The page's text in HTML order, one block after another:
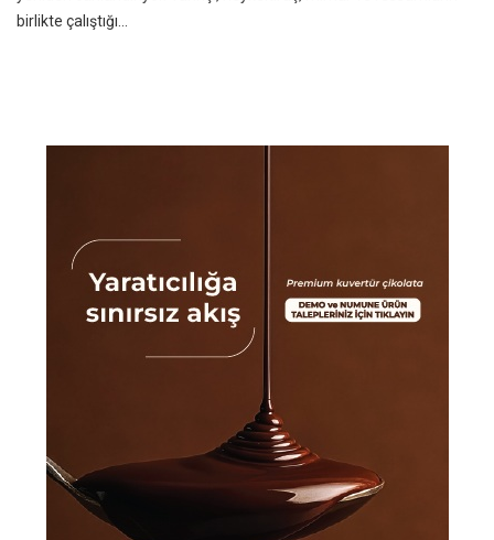
birlikte çalıştığı...